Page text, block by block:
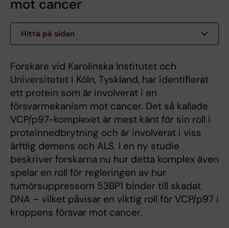
mot cancer
Hitta på sidan
Forskare vid Karolinska Institutet och
Universitetet i Köln, Tyskland, har identifierat
ett protein som är involverat i en
försvarmekanism mot cancer. Det så kallade
VCP/p97-komplexet är mest känt för sin roll i
proteinnedbrytning och är involverat i viss
ärftlig demens och ALS. I en ny studie
beskriver forskarna nu hur detta komplex även
spelar en roll för regleringen av hur
tumörsuppressorn 53BP1 binder till skadat
DNA – vilket påvisar en viktig roll för VCP/p97 i
kroppens försvar mot cancer.